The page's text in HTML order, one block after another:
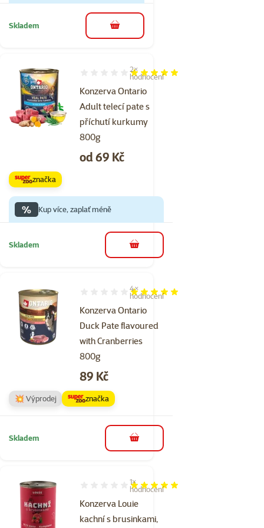
Skladem do košíku
Konzerva Ontario
Adult telecí pate s
příchutí kurkumy
800g
Hodnocení 100%, počet hodnocení: 2
2×
hodnocení
Cena
od 69 Kč
značka
% Kup více, zaplať méně
Skladem do košíku
Konzerva Ontario
Duck Pate flavoured
with Cranberries
800g
Hodnocení 100%, počet hodnocení: 4
4×
hodnocení
Cena
89 Kč
💥 Výprodej značka
Skladem do košíku
Konzerva Louie
kachní s brusinkami,
Hodnocení 100%, počet hodnocení: 1
1×
hodnocení